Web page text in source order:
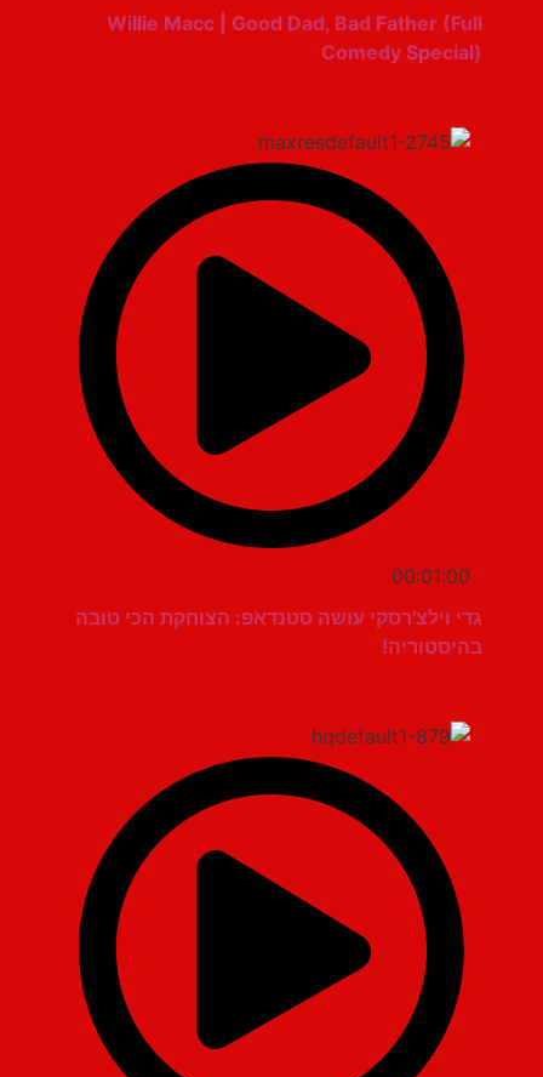
Willie Macc | Good Dad, Bad Father (Full
Comedy Special)
00:01:00
גדי וילצ'רסקי עושה סטנדאפ: הצוחקת הכי טובה
בהיסטוריה!